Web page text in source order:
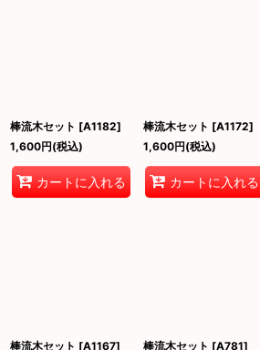
棒流木セット [A1182]
1,600円(税込)
カートに入れる
棒流木セット [A1172]
1,600円(税込)
カートに入れる
棒流木セット [A1167]
棒流木セット [A781]